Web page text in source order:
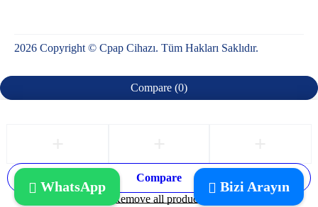
2026 Copyright © Cpap Cihazı. Tüm Hakları Saklıdır.
Bizi Arayın
WhatsApp
Compare (0)
Compare
Remove all products